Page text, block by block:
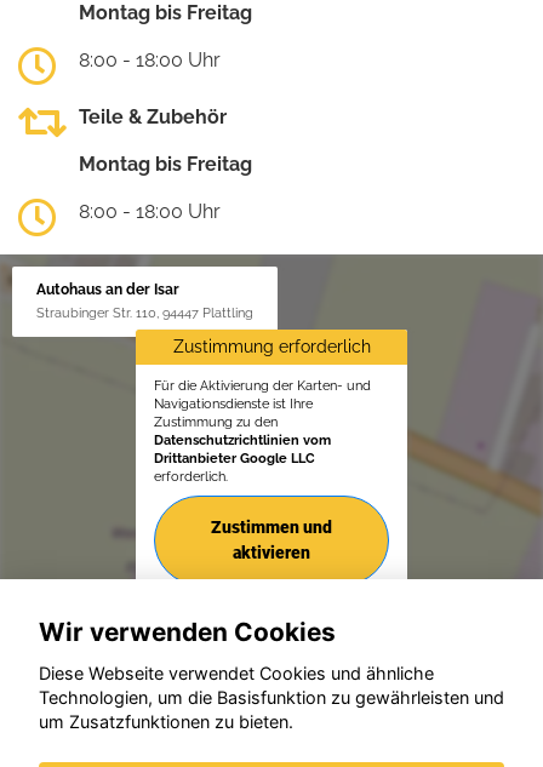
Montag bis Freitag
8:00 - 18:00 Uhr
Teile & Zubehör
Montag bis Freitag
8:00 - 18:00 Uhr
Autohaus an der Isar
Straubinger Str. 110, 94447 Plattling
Zustimmung erforderlich
Für die Aktivierung der Karten- und
Navigationsdienste ist Ihre
Zustimmung zu den
Datenschutzrichtlinien vom
Drittanbieter Google LLC
erforderlich.
Zustimmen und
aktivieren
© konjunkturmotor.de GmbH 2020 - 2026
Wir verwenden Cookies
Diese Webseite verwendet Cookies und ähnliche
Technologien, um die Basisfunktion zu gewährleisten und
um Zusatzfunktionen zu bieten.